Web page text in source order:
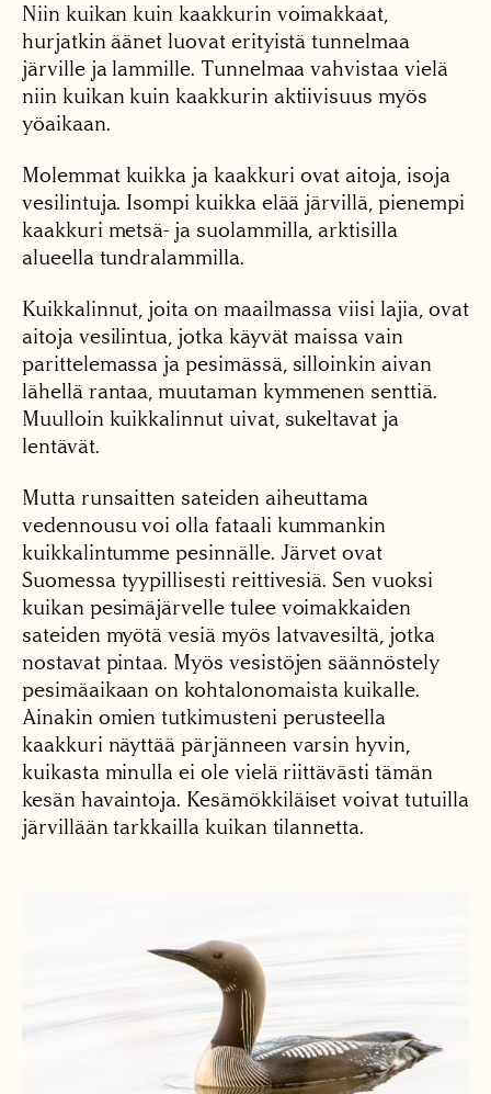
Niin kuikan kuin kaakkurin voimakkaat,
hurjatkin äänet luovat erityistä tunnelmaa
järville ja lammille. Tunnelmaa vahvistaa vielä
niin kuikan kuin kaakkurin aktiivisuus myös
yöaikaan.
Molemmat kuikka ja kaakkuri ovat aitoja, isoja
vesilintuja. Isompi kuikka elää järvillä, pienempi
kaakkuri metsä- ja suolammilla, arktisilla
alueella tundralammilla.
Kuikkalinnut, joita on maailmassa viisi lajia, ovat
aitoja vesilintua, jotka käyvät maissa vain
parittelemassa ja pesimässä, silloinkin aivan
lähellä rantaa, muutaman kymmenen senttiä.
Muulloin kuikkalinnut uivat, sukeltavat ja
lentävät.
Mutta runsaitten sateiden aiheuttama
vedennousu voi olla fataali kummankin
kuikkalintumme pesinnälle. Järvet ovat
Suomessa tyypillisesti reittivesiä. Sen vuoksi
kuikan pesimäjärvelle tulee voimakkaiden
sateiden myötä vesiä myös latvavesiltä, jotka
nostavat pintaa. Myös vesistöjen säännöstely
pesimäaikaan on kohtalonomaista kuikalle.
Ainakin omien tutkimusteni perusteella
kaakkuri näyttää pärjänneen varsin hyvin,
kuikasta minulla ei ole vielä riittävästi tämän
kesän havaintoja. Kesämökkiläiset voivat tutuilla
järvillään tarkkailla kuikan tilannetta.